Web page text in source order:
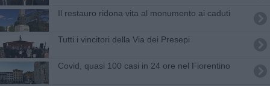
Il restauro ridona vita al monumento ai caduti
Tutti i vincitori della Via dei Presepi
Covid, quasi 100 casi in 24 ore nel Fiorentino